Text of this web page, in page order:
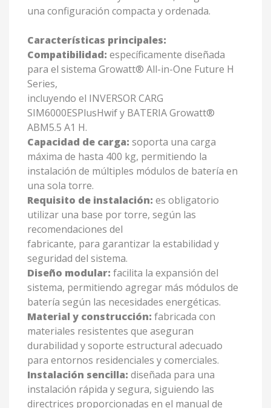
una configuración compacta y ordenada.
Características principales:
Compatibilidad: específicamente diseñada
para el sistema Growatt® All-in-One Future H
Series,
incluyendo el INVERSOR CARG
SIM6000ESPlusHwif y BATERIA Growatt®
ABM5.5 A1 H.
Capacidad de carga: soporta una carga
máxima de hasta 400 kg, permitiendo la
instalación de múltiples módulos de batería en
una sola torre.
Requisito de instalación: es obligatorio
utilizar una base por torre, según las
recomendaciones del
fabricante, para garantizar la estabilidad y
seguridad del sistema.
Diseño modular: facilita la expansión del
sistema, permitiendo agregar más módulos de
batería según las necesidades energéticas.
Material y construcción: fabricada con
materiales resistentes que aseguran
durabilidad y soporte estructural adecuado
para entornos residenciales y comerciales.
Instalación sencilla: diseñada para una
instalación rápida y segura, siguiendo las
directrices proporcionadas en el manual de